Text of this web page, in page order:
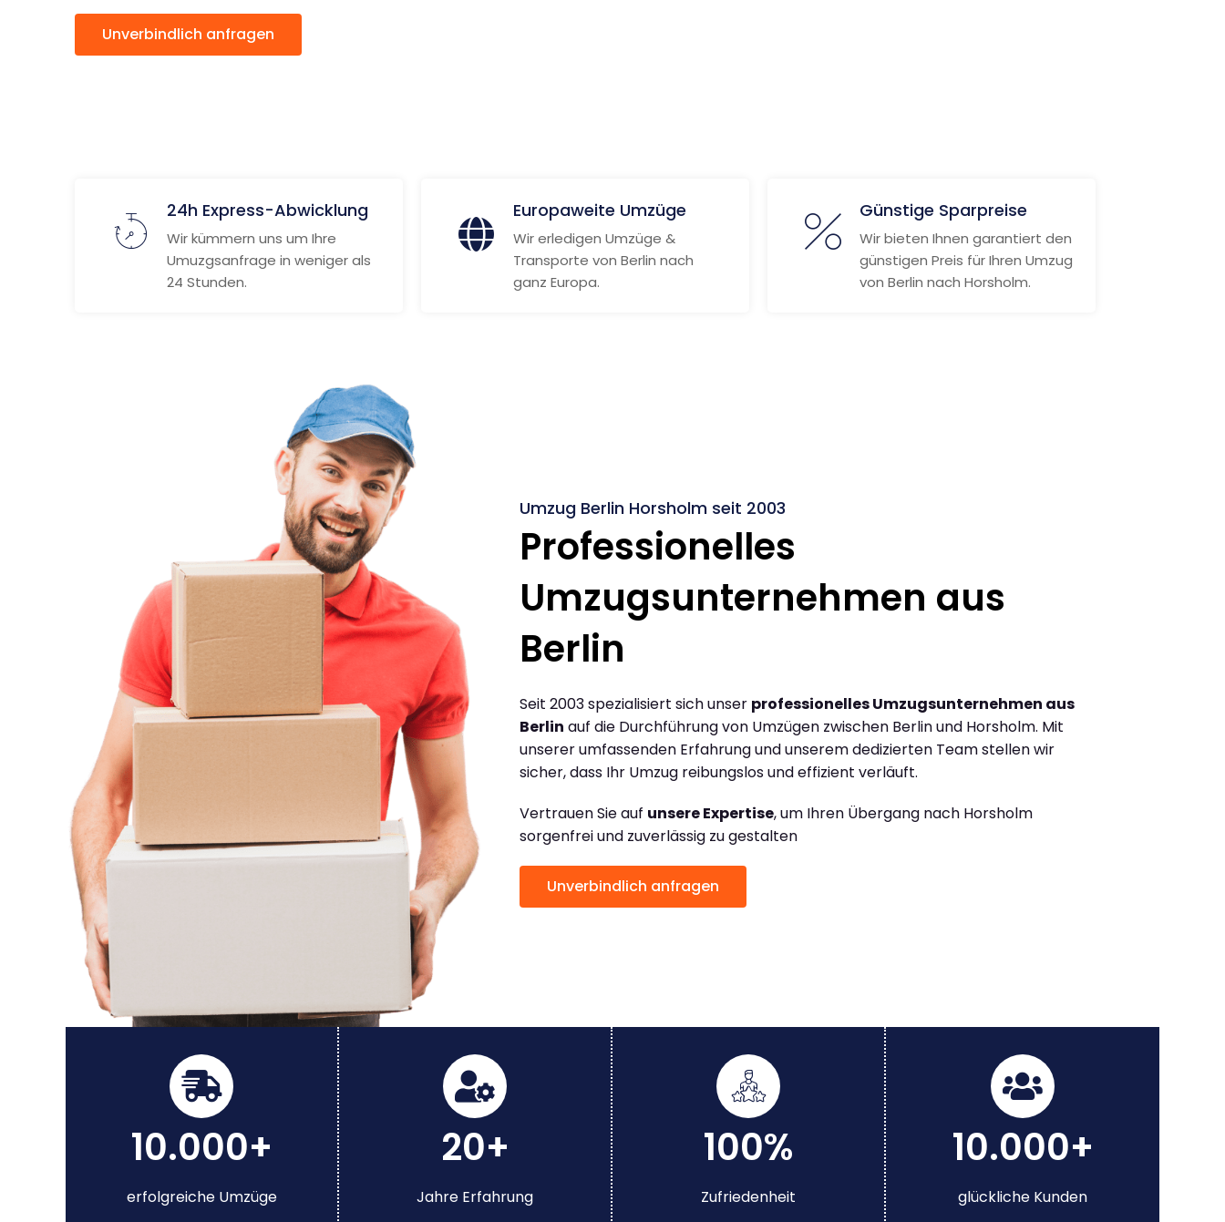
Unverbindlich anfragen
24h Express-Abwicklung
Wir kümmern uns um Ihre
Umuzgsanfrage in weniger als
24 Stunden.
Europaweite Umzüge
Wir erledigen Umzüge &
Transporte von Berlin nach
ganz Europa.
Günstige Sparpreise
Wir bieten Ihnen garantiert den
günstigen Preis für Ihren Umzug
von Berlin nach Horsholm.
Umzug Berlin Horsholm seit 2003
Professionelles
Umzugsunternehmen aus
Berlin
Seit 2003 spezialisiert sich unser professionelles Umzugsunternehmen aus
Berlin auf die Durchführung von Umzügen zwischen Berlin und Horsholm. Mit
unserer umfassenden Erfahrung und unserem dedizierten Team stellen wir
sicher, dass Ihr Umzug reibungslos und effizient verläuft.
Vertrauen Sie auf unsere Expertise, um Ihren Übergang nach Horsholm
sorgenfrei und zuverlässig zu gestalten
Unverbindlich anfragen
10.000+
erfolgreiche Umzüge
20+
Jahre Erfahrung
100%
Zufriedenheit
10.000+
glückliche Kunden